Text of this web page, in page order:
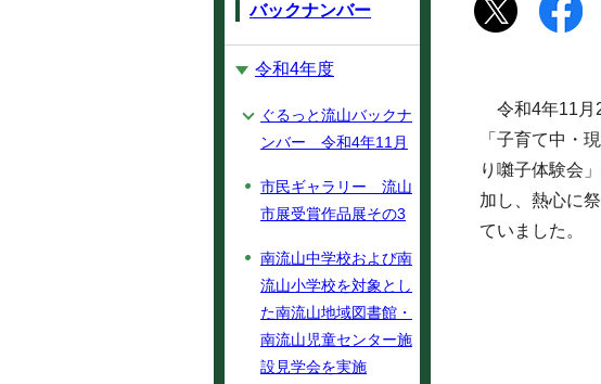
令和4年11月
「子育て中・
り囃子体験会
加し、熱心に
ていました。
バックナンバー
令和4年度
ぐるっと流山バックナ
ンバー 令和4年11月
市民ギャラリー 流山
市展受賞作品展その3
南流山中学校および南
流山小学校を対象とし
た南流山地域図書館・
南流山児童センター施
設見学会を実施